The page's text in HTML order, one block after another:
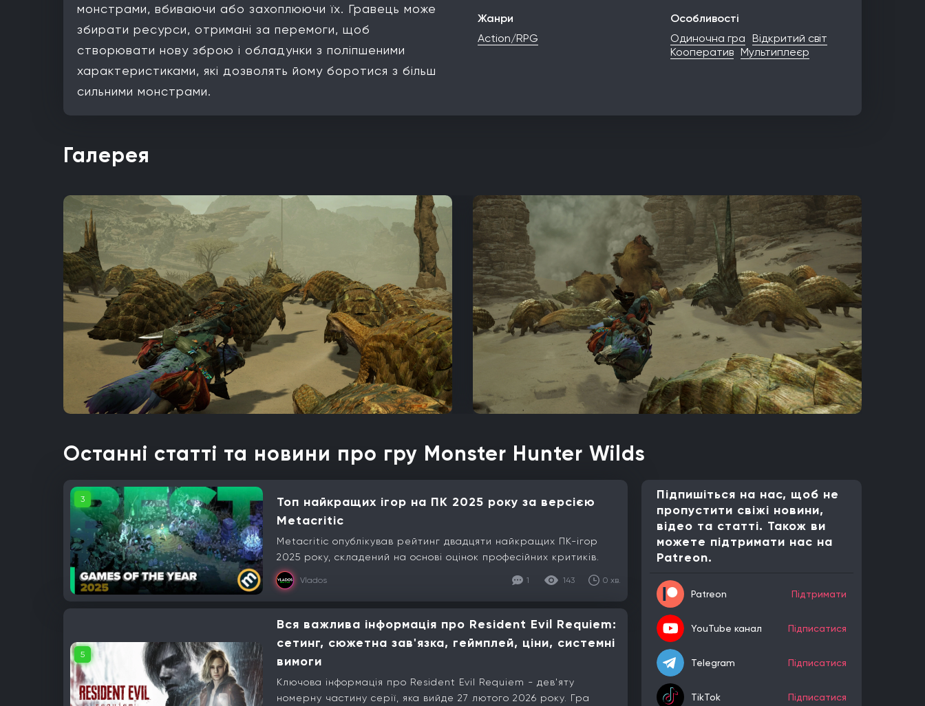
монстрами, вбиваючи або захоплюючи їх. Гравець може
збирати ресурси, отримані за перемоги, щоб
створювати нову зброю і обладунки з поліпшеними
характеристиками, які дозволять йому боротися з більш
сильними монстрами.
Жанри
Action/RPG
Особливості
Одиночна гра Відкритий світ
Кооператив Мультиплеєр
Галерея
Останні статті та новини про гру Monster Hunter Wilds
3
Топ найкращих ігор на ПК 2025 року за версією
Metacritic
Metacritic опублікував рейтинг двадцяти найкращих ПК-ігор
2025 року, складений на основі оцінок професійних критиків.
Vlados 1 143 0 хв.
5
Вся важлива інформація про Resident Evil Requiem:
сетинг, сюжетна зав'язка, геймплей, ціни, системні
вимоги
Ключова інформація про Resident Evil Requiem - дев'яту
номерну частину серії, яка вийде 27 лютого 2026 року. Гра
Підпишіться на нас, щоб не
пропустити свіжі новини,
відео та статті. Також ви
можете підтримати нас на
Patreon.
Patreon Підтримати
YouTube канал Підписатися
Telegram Підписатися
TikTok Підписатися